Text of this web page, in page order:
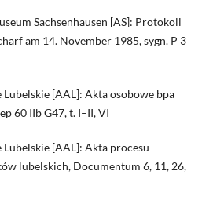
Sachsenhausen [AS]: Protokoll
am 14. November 1985, sygn. P 3
[AAL]: Akta osobowe bpa
60 IIb G47, t. I–II, VI
[AAL]: Akta procesu
lubelskich, Documentum 6, 11, 26,